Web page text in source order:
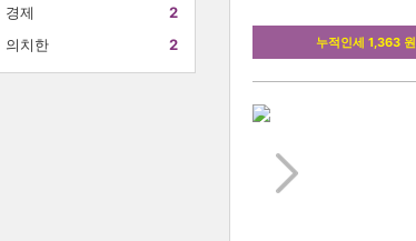
경제
2
의치한 2 누적인세 1,363 원